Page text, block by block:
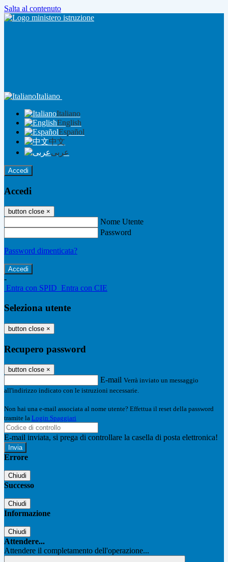
Salta al contenuto
Italiano
Italiano
English
Español
中文
عربى
Accedi
Accedi
button close ×
Nome Utente
Password
Password dimenticata?
-
Entra con SPID Entra con CIE
Seleziona utente
button close ×
Recupero password
button close ×
E-mail Verrà inviato un messaggio
all'indirizzo indicato con le istruzioni necessarie.
Non hai una e-mail associata al nome utente? Effettua il reset della password
tramite la Login Spaggiari
E-mail inviata, si prega di controllare la casella di posta elettronica!
Errore
Chiudi
Successo
Chiudi
Informazione
Chiudi
Attendere...
Attendere il completamento dell'operazione...